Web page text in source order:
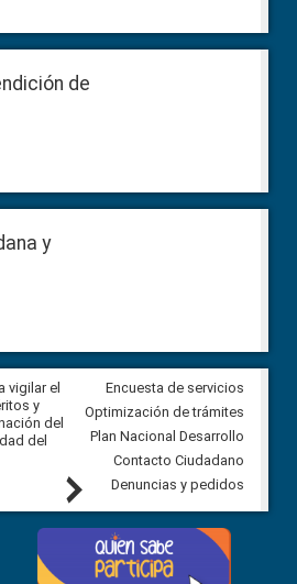
de
y
vigilar el
y
del
del
Veeduría Ciudadana para
construcción del asfaltado de
Ballenita del cantón Santa
7 agosto, 2026
Next
Encuesta de servicios
Optimización de trámites
Plan Nacional Desarrollo
Contacto Ciudadano
Denuncias y pedidos